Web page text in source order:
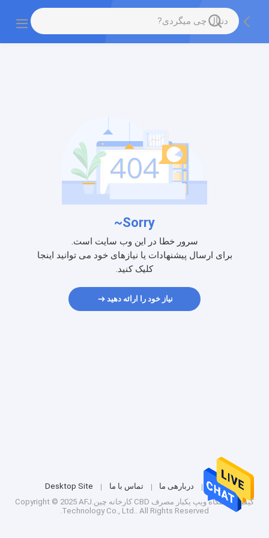
Sorry~
سرور خطا در این وب سایت است.
برای ارسال پیشنهادات یا نیازهای خود می توانید اینجا
کلیک کنید.
نیاز خود را ارائه دهید
خانه دربارهی ما تماس با ما
Desktop Site
کیفیتدستگاه ویپ یکبار مصرف CBD
کارخانه چین.Copyright © 2025 AFJ
Technology Co., Ltd.. All Rights Reserved.